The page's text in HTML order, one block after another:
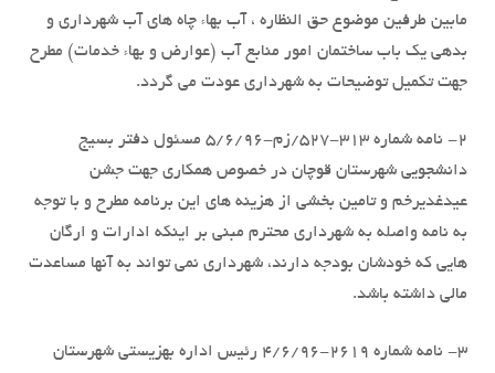
مابین طرفین موضوع حق النظاره ، آب بهاء چاه های آب شهرداری و
بدهی یک باب ساختمان امور منابع آب (عوارض و بهاء خدمات) مطرح
جهت تکمیل توضیحات به شهرداری عودت می گردد.
2- نامه شماره 313-527/زم-5/6/96 مسئول دفتر بسیج
دانشجویی شهرستان قوچان در خصوص همکاری جهت جشن
عیدغدیرخم و تامین بخشی از هزینه های این برنامه مطرح و با توجه
به نامه واصله به شهرداری محترم مبنی بر اینکه ادارات و ارگان
هایی که خودشان بودجه دارند، شهرداری نمی تواند به آنها مساعدت
مالی داشته باشد.
3- نامه شماره 2619-4/6/96 رئیس اداره بهزیستی شهرستان